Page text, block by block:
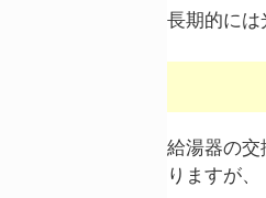
長期的には
給湯器の交
りますが、